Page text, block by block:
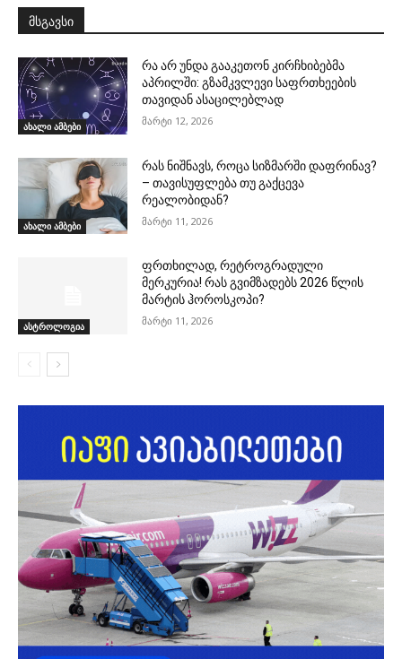
მსგავსი
ახალი ამბები
რა არ უნდა გააკეთონ კირჩხიბებმა
აპრილში: გზამკვლევი საფრთხეების
თავიდან ასაცილებლად
მარტი 12, 2026
ახალი ამბები
რას ნიშნავს, როცა სიზმარში დაფრინავ?
– თავისუფლება თუ გაქცევა
რეალობიდან?
მარტი 11, 2026
ასტროლოგია
ფრთხილად, რეტროგრადული
მერკურია! რას გვიმზადებს 2026 წლის
მარტის ჰოროსკოპი?
მარტი 11, 2026